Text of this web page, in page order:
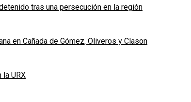
tras una persecución en la región
en Cañada de Gómez, Oliveros y Clason
la URX